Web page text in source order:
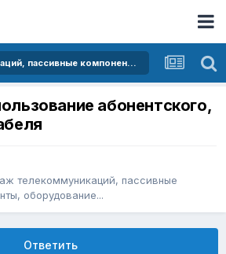
Монтаж телекоммуникаций, пассивные компоненты, Инструменты, оборудование...
абонентского,
телекоммуникаций, пассивные
оборудование...
Ответить